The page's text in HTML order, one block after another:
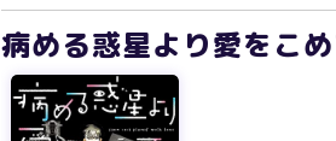
病める惑星より愛をこ